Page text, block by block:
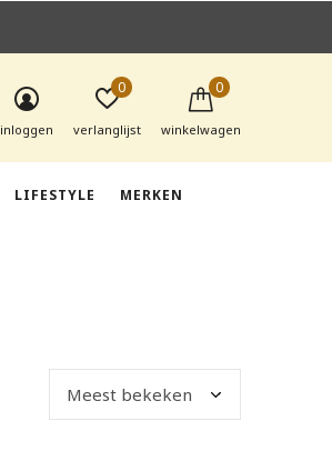
LIFESTYLE MERKEN
inloggen verlanglijst
0
winkelwagen
0